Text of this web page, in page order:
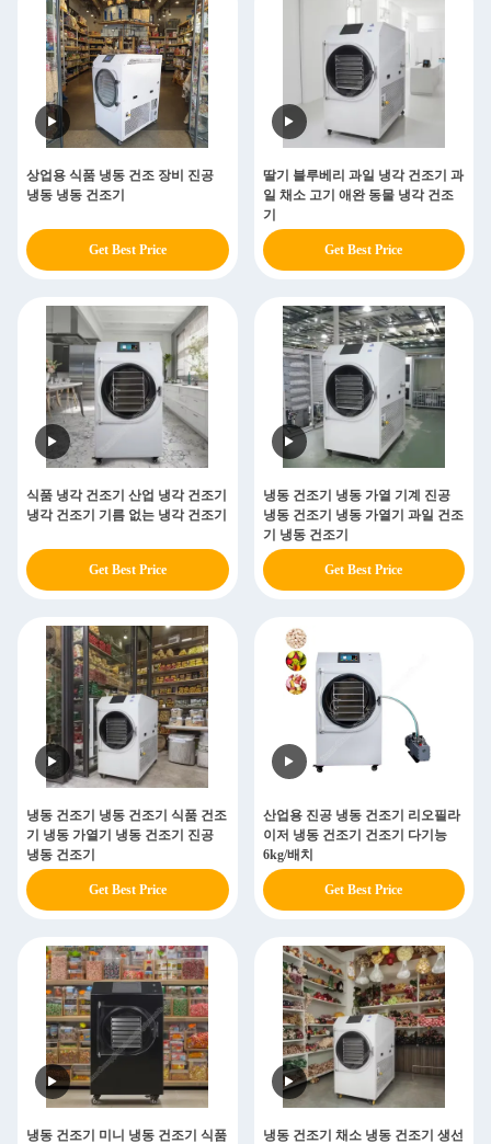
상업용 식품 냉동 건조 장비 진공
냉동 냉동 건조기
Get Best Price
딸기 블루베리 과일 냉각 건조기 과
일 채소 고기 애완 동물 냉각 건조
기
Get Best Price
식품 냉각 건조기 산업 냉각 건조기
냉각 건조기 기름 없는 냉각 건조기
Get Best Price
냉동 건조기 냉동 가열 기계 진공
냉동 건조기 냉동 가열기 과일 건조
기 냉동 건조기
Get Best Price
냉동 건조기 냉동 건조기 식품 건조
기 냉동 가열기 냉동 건조기 진공
냉동 건조기
Get Best Price
산업용 진공 냉동 건조기 리오필라
이저 냉동 건조기 건조기 다기능
6kg/배치
Get Best Price
냉동 건조기 미니 냉동 건조기 식품
냉동 건조기 채소 냉동 건조기 생선